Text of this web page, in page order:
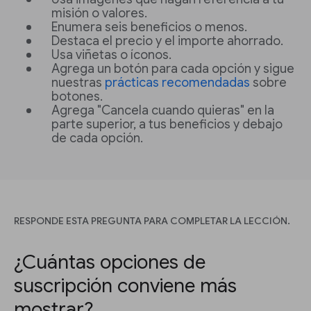
misión o valores.
Enumera seis beneficios o menos.
Destaca el precio y el importe ahorrado.
Usa viñetas o íconos.
Agrega un botón para cada opción y sigue
nuestras prácticas recomendadas sobre
botones.
Agrega "Cancela cuando quieras" en la
parte superior, a tus beneficios y debajo
de cada opción.
RESPONDE ESTA PREGUNTA PARA COMPLETAR LA LECCIÓN.
¿Cuántas opciones de
suscripción conviene más